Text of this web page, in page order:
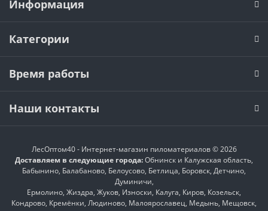
Информация
Категории
Время работы
Наши контакты
ЛесОптом40 - Интернет-магазин пиломатериалов © 2026
Доставляем в следующие города:Обнинск и Калужская область,
Бабынино, Балабаново, Белоусово, Бетлица, Боровск, Детчино,
Думиничи,
Ермолино, Жиздра, Жуков, Износки, Калуга, Киров, Козельск,
Кондрово, Кремёнки, Людиново, Малоярославец, Медынь, Мещовск,